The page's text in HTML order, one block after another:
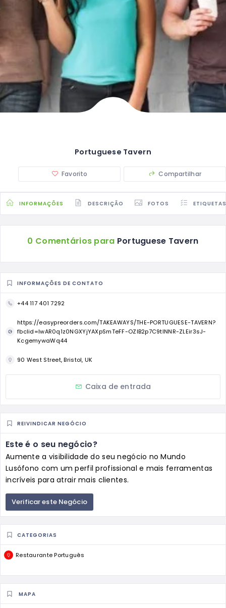
Portuguese Tavern
Favorito Compartilhar
INFORMAÇÕES DESCRIÇÃO FOTOS ETIQUETAS
0 Comentários para Portuguese Tavern
INFORMAÇÕES DE CONTATO
+44 117 401 7292
https://easypreorders.com/TAKEAWAYS/THE-PORTUGUESE-TAVERN?
fbclid=IwAR0q1z0NGXYjYAXpSmTeFF-OZlB2p7C9tlNNR-ZLEir3sJ-
KcgemywaWq44
90 West Street, Bristol, UK
Caixa de entrada
REIVINDICAR NEGÓCIO
Este é o seu negócio?
Aumente a visibilidade do seu negócio no Mundo
Lusófono com um perfil profissional e mais ferramentas
incríveis para atrair mais clientes.
Verificar este Negócio
CATEGORIAS
Restaurante Português
MAPA